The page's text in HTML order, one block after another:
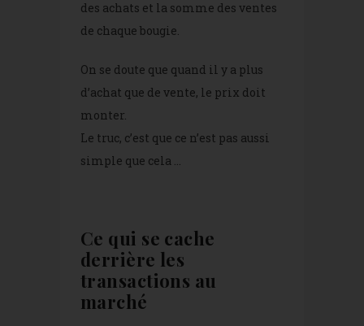
des achats et la somme des ventes
de chaque bougie.
On se doute que quand il y a plus
d’achat que de vente, le prix doit
monter.
Le truc, c’est que ce n’est pas aussi
simple que cela …
Ce qui se cache
derrière les
transactions au
marché